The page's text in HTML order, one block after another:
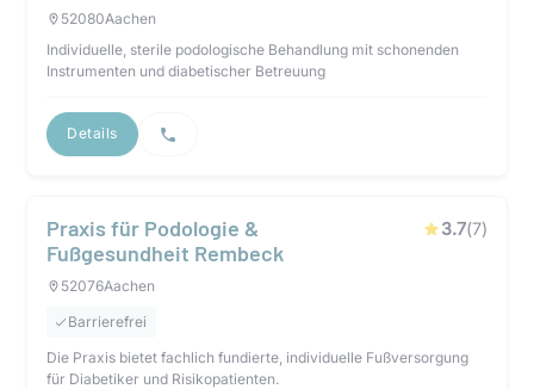
52080Aachen
Individuelle, sterile podologische Behandlung mit schonenden
Instrumenten und diabetischer Betreuung
Details
Praxis für Podologie &
Fußgesundheit Rembeck
3.7(7)
52076Aachen
Barrierefrei
Die Praxis bietet fachlich fundierte, individuelle Fußversorgung
für Diabetiker und Risikopatienten.